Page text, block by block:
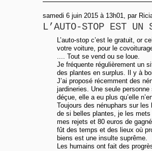
samedi 6 juin 2015 à 13h01, par
L’AUTO-STOP EST UN
L’auto-stop c’est le gratuit, or
votre voiture, pour le
.... Tout se vend ou se loue.
Je fréquente régulièrement un
des plantes en surplus. Il y à
J’ai proposé récemment des
jardineries. Une seule personne
déçue, elle a eu plus qu’elle
Toujours des nénuphars sur
de si belles plantes, je les
mes rejets et 80 euros de
fût des temps et des lieux où
biens est une insulte suprême.
Les humains ont fait des